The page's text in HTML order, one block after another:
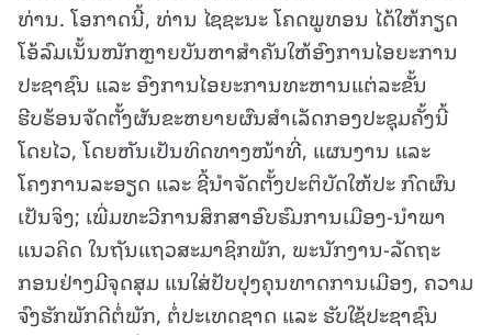
ທ່ານ. ໂອກາດນີ້, ທ່ານ ໄຊຊະນະ ໂຄດພູທອນ ໄດ້ໃຫ້ກຽດ
ໂອ້ລົມເນັ້ນໜັກຫຼາຍບັນຫາສໍາຄັນໃຫ້ອົງການໄອຍະການ
ປະຊາຊົນ ແລະ ອົງການໄອຍະການທະຫານແຕ່ລະຂັ້ນ
ຮີບຮ້ອນຈັດຕັ້ງຜັນຂະຫຍາຍຜົນສໍາເລັດກອງປະຊຸມຄັ້ງນີ້
ໂດຍໄວ, ໂດຍຫັນເປັນທິດທາງໜ້າທີ່, ແຜນງານ ແລະ
ໂຄງການລະອຽດ ແລະ ຊີ້ນໍາຈັດຕັ້ງປະຕິບັດໃຫ້ປະ ກົດຜົນ
ເປັນຈິງ; ເພີ່ມທະວີການສຶກສາອົບຮົມການເມືອງ-ນໍາພາ
ແນວຄິດ ໃນຖັນແຖວສະມາຊິກພັກ, ພະນັກງານ-ລັດຖະ
ກອນຢ່າງມີຈຸດສຸມ ແນໃສ່ປັບປຸງຄຸນທາດການເມືອງ, ຄວາມ
ຈົງຮັກພັກດີຕໍ່ພັກ, ຕໍ່ປະເທດຊາດ ແລະ ຮັບໃຊ້ປະຊາຊົນ